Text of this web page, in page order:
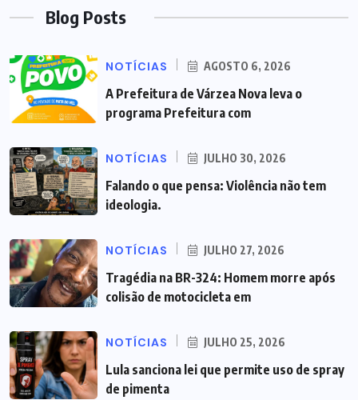
Blog Posts
NOTÍCIAS AGOSTO 6, 2026
A Prefeitura de Várzea Nova leva o
programa Prefeitura com
NOTÍCIAS JULHO 30, 2026
Falando o que pensa: Violência não tem
ideologia.
NOTÍCIAS JULHO 27, 2026
Tragédia na BR-324: Homem morre após
colisão de motocicleta em
NOTÍCIAS JULHO 25, 2026
Lula sanciona lei que permite uso de spray
de pimenta